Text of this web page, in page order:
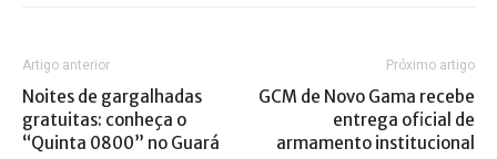
Artigo anterior
Noites de gargalhadas
gratuitas: conheça o
“Quinta 0800” no Guará
Próximo artigo
GCM de Novo Gama recebe
entrega oficial de
armamento institucional